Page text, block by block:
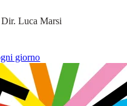
Dir. Luca Marsi
giorno